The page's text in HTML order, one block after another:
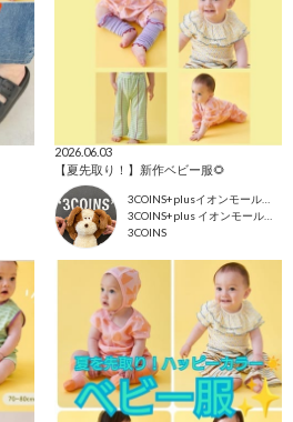
2026.06.03
【夏先取り！】新作ベビー服🌻
3COINS